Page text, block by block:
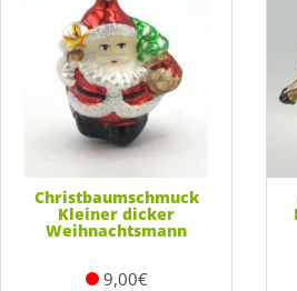
Christbaumschmuck
Kleiner dicker
Weihnachtsmann
9,00€